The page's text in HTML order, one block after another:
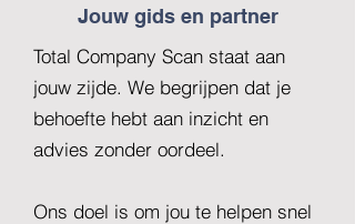
Jouw gids en partner
Total Company Scan staat aan
jouw zijde. We begrijpen dat je
behoefte hebt aan inzicht en
advies zonder oordeel.
Ons doel is om jou te helpen snel